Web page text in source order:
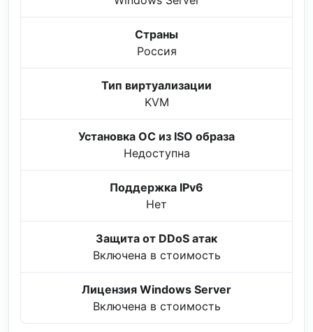
Страны
Россия
Тип виртуализации
KVM
Установка ОС из ISO образа
Недоступна
Поддержка IPv6
Нет
Защита от DDoS атак
Включена в стоимость
Лицензия Windows Server
Включена в стоимость